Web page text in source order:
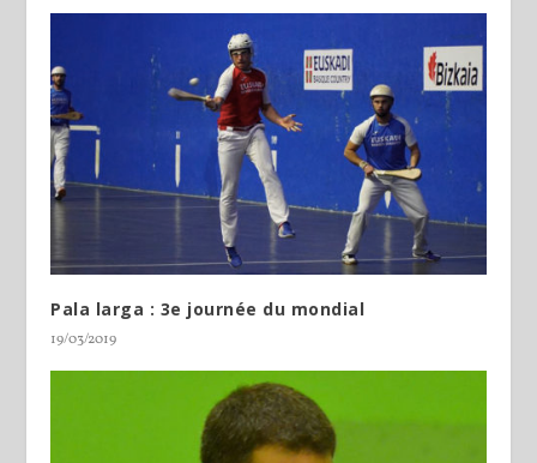
Pala larga : 3e journée du mondial
19/03/2019